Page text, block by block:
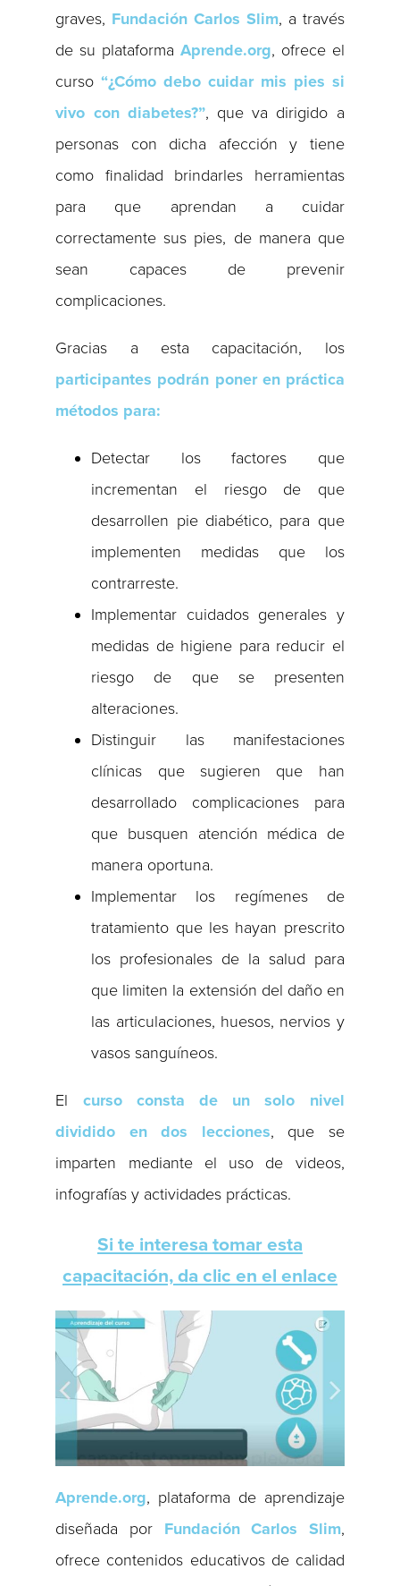
graves, Fundación Carlos Slim, a través
de su plataforma Aprende.org, ofrece el
curso“¿Cómo debo cuidar mis pies si
vivo con diabetes?”, que va dirigido a
personas con dicha afección y tiene
como finalidad brindarles herramientas
para que aprendan a cuidar
correctamente sus pies, de manera que
sean capaces de prevenir
complicaciones.
Gracias a esta capacitación, los
participantes podrán poner en práctica
métodos para:
Detectar los factores que
incrementan el riesgo de que
desarrollen pie diabético, para que
implementen medidas que los
contrarreste.
Implementar cuidados generales y
medidas de higiene para reducir el
riesgo de que se presenten
alteraciones.
Distinguir las manifestaciones
clínicas que sugieren que han
desarrollado complicaciones para
que busquen atención médica de
manera oportuna.
Implementar los regímenes de
tratamiento que les hayan prescrito
los profesionales de la salud para
que limiten la extensión del daño en
las articulaciones, huesos, nervios y
vasos sanguíneos.
El curso consta de un solo nivel
dividido en dos lecciones, que se
imparten mediante el uso de videos,
infografías y actividades prácticas.
Si te interesa tomar esta
capacitación, da clic en el enlace
Aprende.org, plataforma de aprendizaje
diseñada por Fundación Carlos Slim,
ofrece contenidos educativos de calidad